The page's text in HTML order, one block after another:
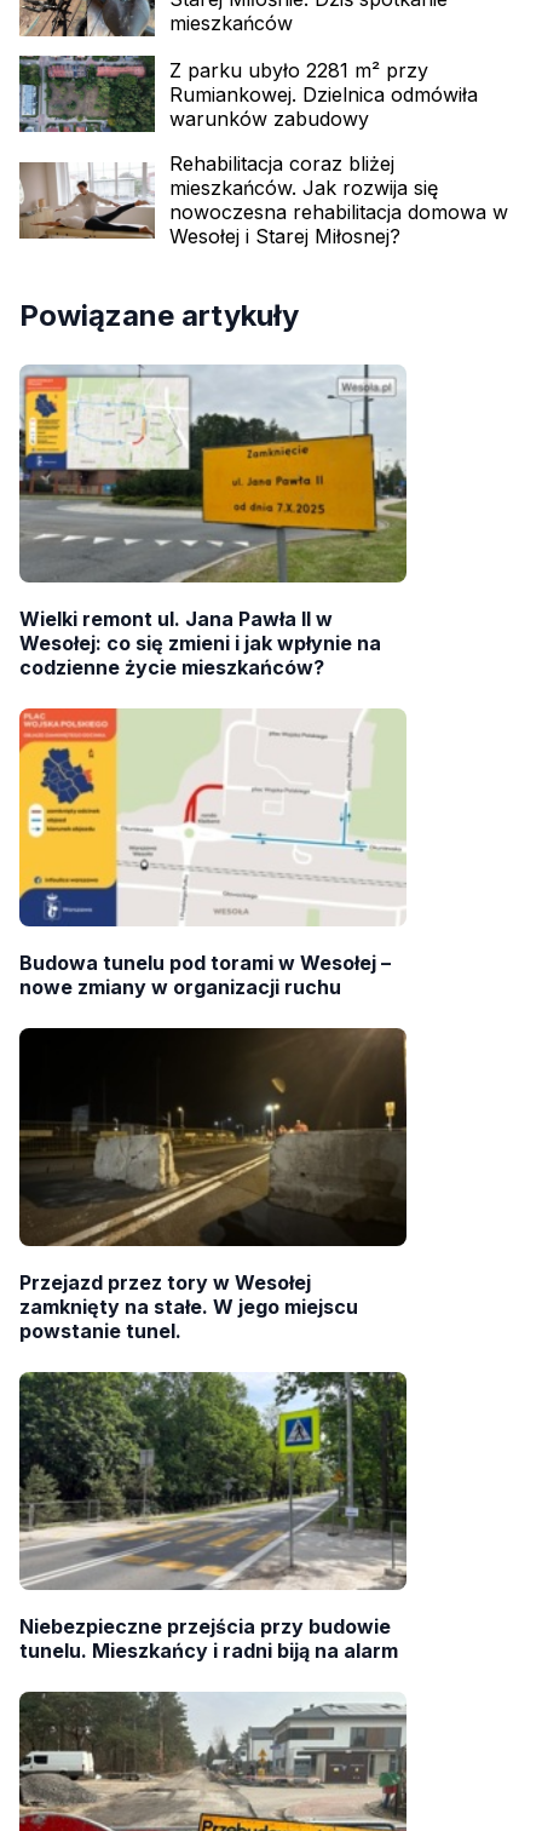
mieszkańców
Z parku ubyło 2281 m² przy
Rumiankowej. Dzielnica odmówiła
warunków zabudowy
Rehabilitacja coraz bliżej
mieszkańców. Jak rozwija się
nowoczesna rehabilitacja domowa w
Wesołej i Starej Miłosnej?
Powiązane artykuły
Wielki remont ul. Jana Pawła II w
Wesołej: co się zmieni i jak wpłynie na
codzienne życie mieszkańców?
Budowa tunelu pod torami w Wesołej –
nowe zmiany w organizacji ruchu
Przejazd przez tory w Wesołej
zamknięty na stałe. W jego miejscu
powstanie tunel.
Niebezpieczne przejścia przy budowie
tunelu. Mieszkańcy i radni biją na alarm